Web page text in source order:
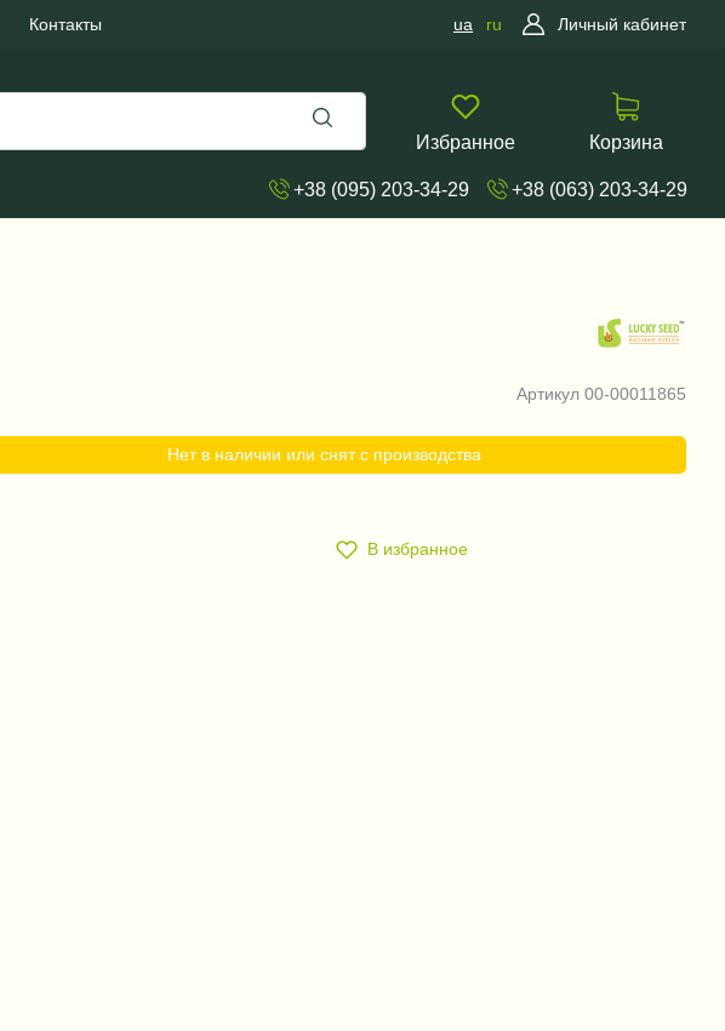
Контакты ua ru Личный кабинет
Избранное Корзина
+38 (095) 203-34-29 +38 (063) 203-34-29
Артикул 00-00011865
Нет в наличии или снят с производства
В избранное